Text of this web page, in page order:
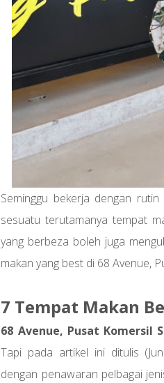
Seminggu bekerja dengan
sesuatu terutamanya tempat
yang berbeza boleh juga
makan yang best di 68 Avenue,
7 Tempat Makan
68 Avenue, Pusat Komersil
Tapi pada artikel ini ditulis
dengan penawaran pelbagai